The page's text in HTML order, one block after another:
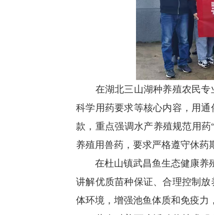
在湖北三山湖种养殖农民专业
科学用药要求等核心内容，用
款，重点强调水产养殖规范用
养殖用兽药，要求严格遵守休药
在杜山镇武昌鱼生态健康养殖
讲解优质苗种保证、合理控制
体环境，增强池鱼体质和免疫力